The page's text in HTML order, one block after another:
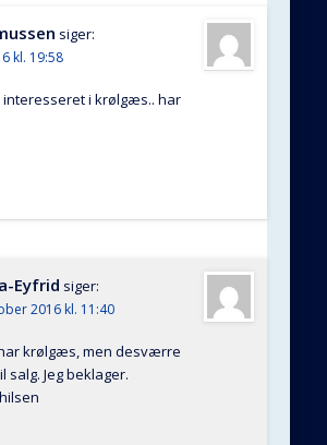
siger:
kl. 19:58
interesseret i krølgæs.. har
Eyfrid siger:
2016 kl. 11:40
har krølgæs, men desværre
salg. Jeg beklager.